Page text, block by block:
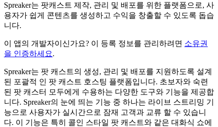
Spreaker는 팟캐스트 제작, 관리 및 배포를 위한 플랫폼으로, 사
용자가 쉽게 콘텐츠를 생성하고 수익을 창출할 수 있도록 돕습
니다.
이 앱의 개발자이신가요? 이 등록 정보를 관리하려면 소유권
을 인증하세요.
Spreaker는 팟 캐스트의 생성, 관리 및 배포를 지원하도록 설계
된 포괄적 인 팟 캐스트 호스팅 플랫폼입니다. 초보자와 숙련
된 팟 캐스터 모두에게 수용하는 다양한 도구와 기능을 제공합
니다. Spreaker의 눈에 띄는 기능 중 하나는 라이브 스트리밍 기
능으로 사용자가 실시간으로 잠재 고객과 교류 할 수 있습니
다. 이 기능은 특히 콜인 스타일 팟 캐스트와 같은 대화식 쇼에